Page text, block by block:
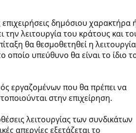
δημόσιου χαρακτήρα
λειτουργία του κράτους και
θα θεσμοθετηθεί η λειτουργία
υπεύθυνο θα είναι το ίδιο
εργαζομένων που θα πρέπει να
στην επιχείρηση.
λειτουργίας των συνδικάτων
απεργίες εξετάζεται το